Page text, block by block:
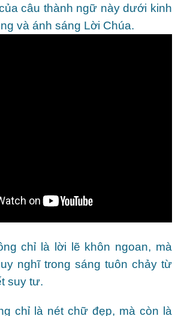
câu thành ngữ này dưới kinh
và ánh sáng Lời Chúa.
chỉ là lời lẽ khôn ngoan, mà
nghĩ trong sáng tuôn chảy từ
suy tư.
chỉ là nét chữ đẹp, mà còn là